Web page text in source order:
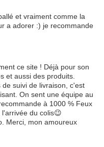
et vraiment comme la
a adorer :) je recommande
ce site ! Déjà pour son
et aussi des produits.
suivi de livraison, c'est
On sent une équipe au
à 1000 % Feux
du colis😉
Merci, mon amoureux